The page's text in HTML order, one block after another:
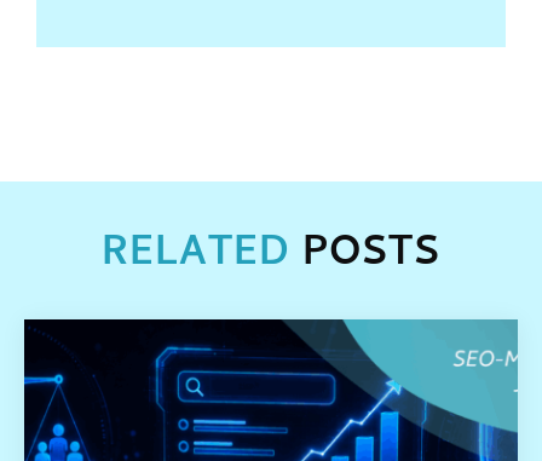
RELATED POSTS